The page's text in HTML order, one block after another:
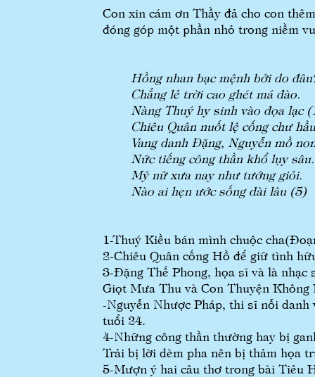
Con xin cám ơn Thầy đả cho con
đóng góp một phần nhỏ trong niềm
Hồng nhan bạc mệnh bởi do
Chẳng lẻ trời cao ghét má đào.
Nàng Thuý hy sinh vào đọa lạc
Chiêu Quân nuốt lệ cống chư
Vang danh Đặng, Nguyễn mồ
Nức tiếng công thần khổ lụy
Mỹ nữ xưa nay như tướng giỏi.
Nào ai hẹn ước sống dài lâu (5)
1-Thuý Kiều bán mình chuộc
2-Chiêu Quân cống Hồ để giữ tình
3-Đặng Thế Phong, họa sĩ và là
Giọt Mưa Thu và Con Thuyện Không
-Nguyễn Nhược Pháp, thi sĩ nỗi
tuổi 24.
4-Những công thần thường hay bị
Trải bị lời dèm pha nên bị thảm họa
5-Mượn ý hai câu thơ trong bài Tiêu